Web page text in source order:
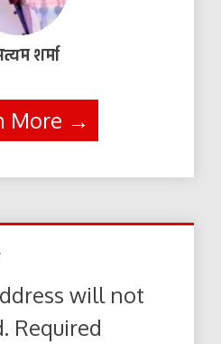
शर्मा
More →
will not
Required